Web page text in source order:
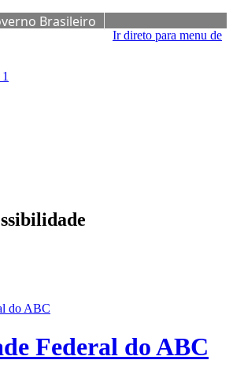
Brasileiro
Ir direto para menu de
1
Federal do ABC